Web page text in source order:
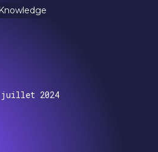
Knowledge
juillet 2024